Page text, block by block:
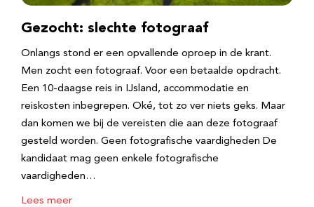
Gezocht: slechte fotograaf
Onlangs stond er een opvallende oproep in de krant.
Men zocht een fotograaf. Voor een betaalde opdracht.
Een 10-daagse reis in IJsland, accommodatie en
reiskosten inbegrepen. Oké, tot zo ver niets geks. Maar
dan komen we bij de vereisten die aan deze fotograaf
gesteld worden. Geen fotografische vaardigheden De
kandidaat mag geen enkele fotografische
vaardigheden…
Lees meer